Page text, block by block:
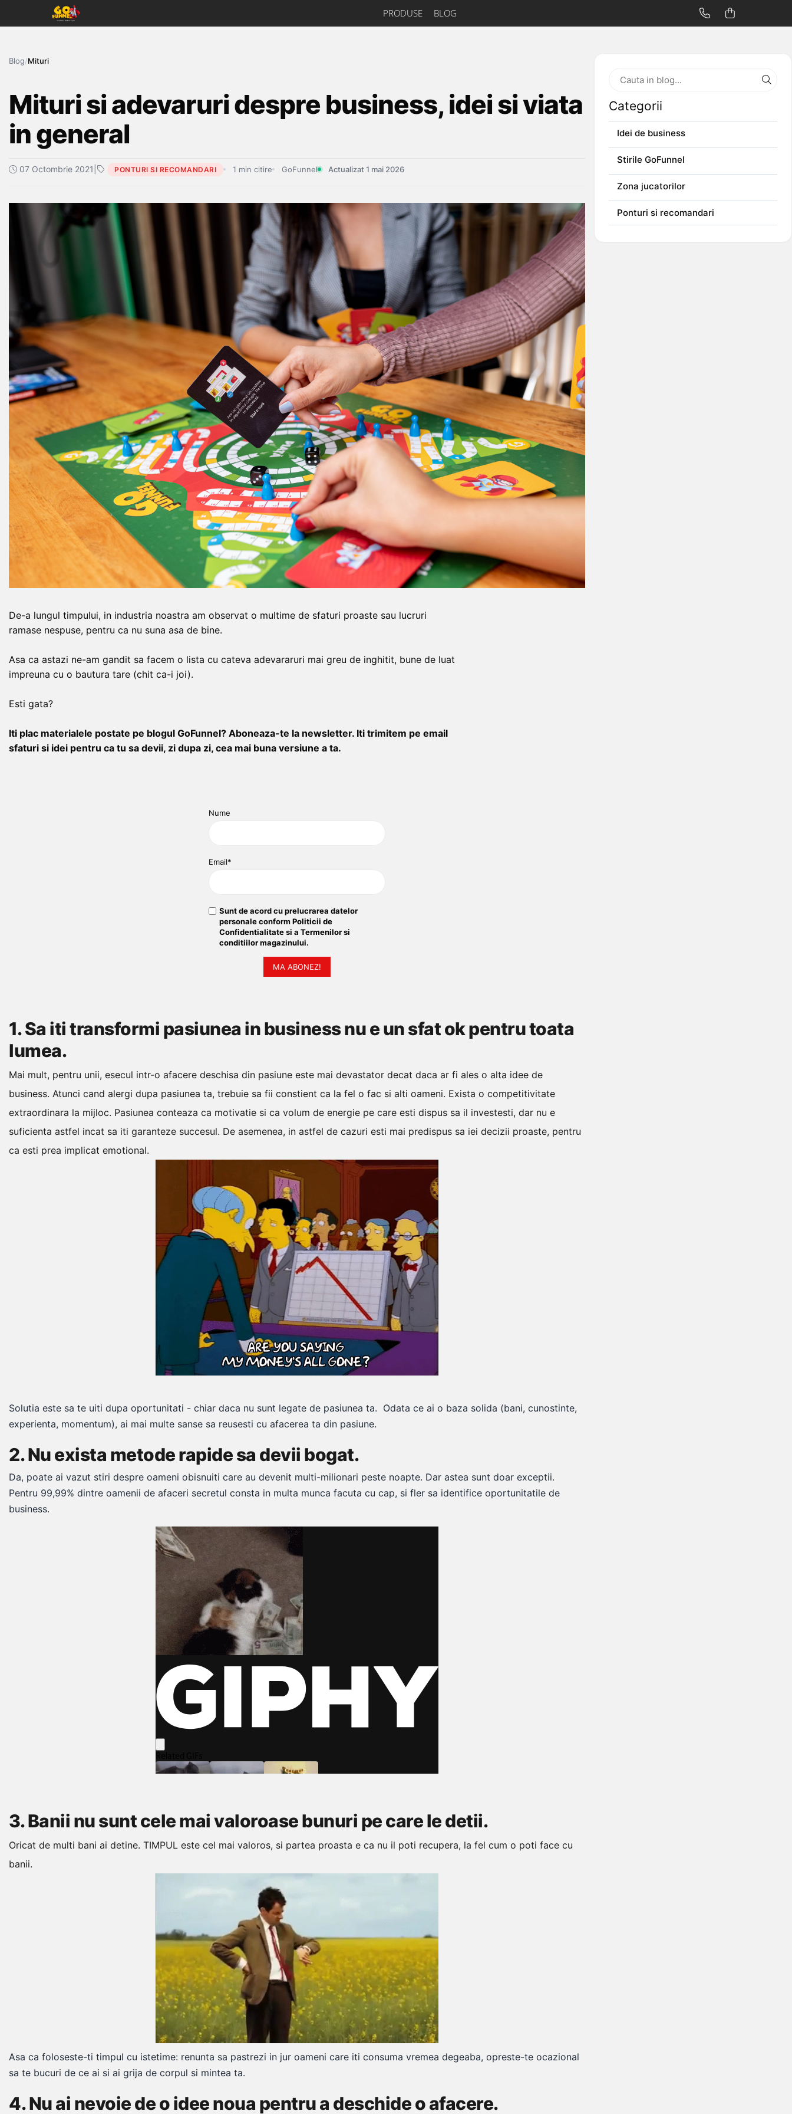
PRODUSE BLOG
Blog/Mituri
Mituri si adevaruri despre business, idei si viata
in general
07 Octombrie 2021 PONTURI SI RECOMANDARI 1 min citire GoFunnel Actualizat 1 mai 2026
De-a lungul timpului, in industria noastra am observat o multime de sfaturi proaste sau lucruri
ramase nespuse, pentru ca nu suna asa de bine.
Asa ca astazi ne-am gandit sa facem o lista cu cateva adevararuri mai greu de inghitit, bune de luat
impreuna cu o bautura tare (chit ca-i joi).
Esti gata?
Iti plac materialele postate pe blogul GoFunnel? Aboneaza-te la newsletter. Iti trimitem pe email
sfaturi si idei pentru ca tu sa devii, zi dupa zi, cea mai buna versiune a ta.
Categorii
Idei de business
Stirile GoFunnel
Zona jucatorilor
Ponturi si recomandari
Nume
Email*
Sunt de acord cu prelucrarea datelor
personale conform Politicii de
Confidentialitatesi a Termenilor si
conditiilormagazinului.
MA ABONEZ!
1. Sa iti transformi pasiunea in business nu e un sfat ok pentru toata
lumea.
Mai mult, pentru unii, esecul intr-o afacere deschisa din pasiune este mai devastator decat daca ar fi ales o alta idee de
business. Atunci cand alergi dupa pasiunea ta, trebuie sa fii constient ca la fel o fac si alti oameni. Exista o competitivitate
extraordinara la mijloc. Pasiunea conteaza ca motivatie si ca volum de energie pe care esti dispus sa il investesti, dar nu e
suficienta astfel incat sa iti garanteze succesul. De asemenea, in astfel de cazuri esti mai predispus sa iei decizii proaste, pentru
ca esti prea implicat emotional.
Solutia este sa te uiti dupa oportunitati - chiar daca nu sunt legate de pasiunea ta. Odata ce ai o baza solida (bani, cunostinte,
experienta, momentum), ai mai multe sanse sa reusesti cu afacerea ta din pasiune.
2. Nu exista metode rapide sa devii bogat.
Da, poate ai vazut stiri despre oameni obisnuiti care au devenit multi-milionari peste noapte. Dar astea sunt doar exceptii.
Pentru 99,99% dintre oamenii de afaceri secretul consta in multa munca facuta cu cap, si fler sa identifice oportunitatile de
business.
3. Banii nu sunt cele mai valoroase bunuri pe care le detii.
Oricat de multi bani ai detine. TIMPUL este cel mai valoros, si partea proasta e ca nu il poti recupera, la fel cum o poti face cu
banii.
Asa ca foloseste-ti timpul cu istetime: renunta sa pastrezi in jur oameni care iti consuma vremea degeaba, opreste-te ocazional
sa te bucuri de ce ai si ai grija de corpul si mintea ta.
4. Nu ai nevoie de o idee noua pentru a deschide o afacere.